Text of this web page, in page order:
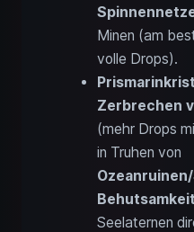
Minen (am
volle Drops).
Zerbrechen
(mehr Drops
in Truhen von
Behutsamkeit
Seelaternen